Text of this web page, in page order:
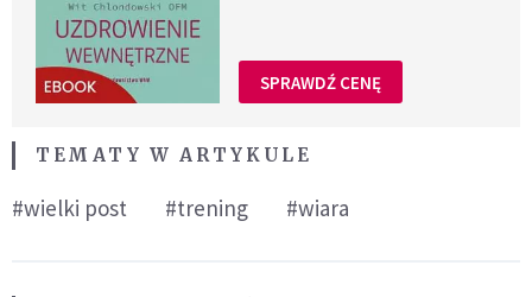
SPRAWDŹ CENĘ
TEMATY W ARTYKULE
#wielki post #trening #wiara